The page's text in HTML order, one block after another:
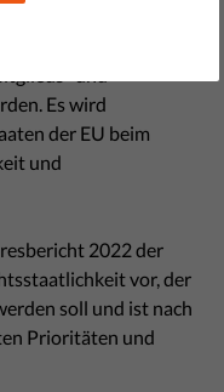
Es wird
der EU beim
und
2022 der
vor, der
soll und ist nach
Prioritäten und